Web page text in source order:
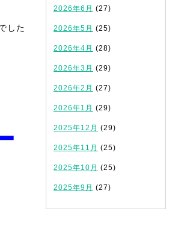
した
2026年6月 (27)
2026年5月 (25)
2026年4月 (28)
2026年3月 (29)
2026年2月 (27)
2026年1月 (29)
2025年12月 (29)
2025年11月 (25)
2025年10月 (25)
2025年9月 (27)